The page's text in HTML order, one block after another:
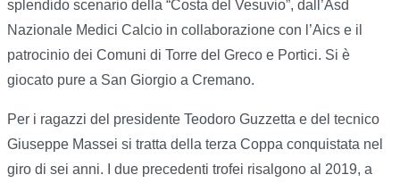
splendido scenario della “Costa del Vesuvio”, dall’Asd
Nazionale Medici Calcio in collaborazione con l’Aics e il
patrocinio dei Comuni di Torre del Greco e Portici. Si è
giocato pure a San Giorgio a Cremano.
Per i ragazzi del presidente Teodoro Guzzetta e del tecnico
Giuseppe Massei si tratta della terza Coppa conquistata nel
giro di sei anni. I due precedenti trofei risalgono al 2019, a